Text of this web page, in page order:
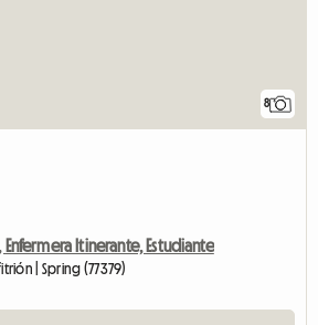
8
Enfermera Itinerante, Estudiante
| Spring (77379)